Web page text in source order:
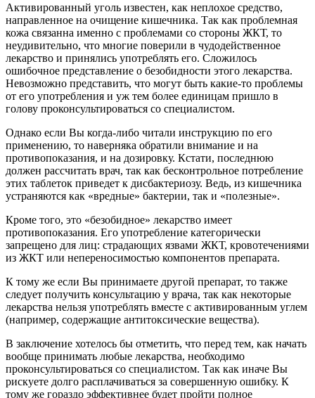
Активированный уголь известен, как неплохое средство,
направленное на очищение кишечника. Так как проблемная
кожа связанна именно с проблемами со стороны ЖКТ, то
неудивительно, что многие поверили в чудодейственное
лекарство и принялись употреблять его. Сложилось
ошибочное представление о безобидности этого лекарства.
Невозможно представить, что могут быть какие-то проблемы
от его употребления и уж тем более единицам пришло в
голову проконсультироваться со специалистом.
Однако если Вы когда-либо читали инструкцию по его
применению, то наверняка обратили внимание и на
противопоказания, и на дозировку. Кстати, последнюю
должен рассчитать врач, так как бесконтрольное потребление
этих таблеток приведет к дисбактериозу. Ведь, из кишечника
устраняются как «вредные» бактерии, так и «полезные».
Кроме того, это «безобидное» лекарство имеет
противопоказания. Его употребление категорически
запрещено для лиц: страдающих язвами ЖКТ, кровотечениями
из ЖКТ или непереносимостью компонентов препарата.
К тому же если Вы принимаете другой препарат, то также
следует получить консультацию у врача, так как некоторые
лекарства нельзя употреблять вместе с активированным углем
(например, содержащие антитоксические вещества).
В заключение хотелось бы отметить, что перед тем, как начать
вообще принимать любые лекарства, необходимо
проконсультироваться со специалистом. Так как иначе Вы
рискуете долго расплачиваться за совершенную ошибку. К
тому же гораздо эффективнее будет пройти полное